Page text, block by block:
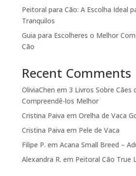
Peitoral para Cão: A Escolha Ideal
Tranquilos
Guia para Escolheres o Melhor
Cão
Recent Comments
OliviaChen em 3 Livros Sobre Cães
Compreendê-los Melhor
Cristina Paiva em Orelha de Vaca
Cristina Paiva em Pele de Vaca
Filipe P. em Acana Small Breed –
Alexandra R. em Peitoral Cão True